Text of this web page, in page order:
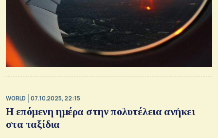
WORLD 07.10.2025, 22:15
Η επόμενη ημέρα στην πολυτέλεια ανήκει
στα ταξίδια